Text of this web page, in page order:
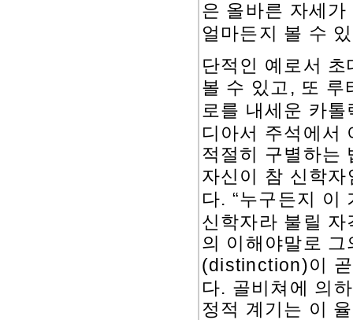
은 올바른 자세
얼마든지 볼 수
단적인 예로서
볼 수 있고 , 또 루
로를 내세운 카
디아서 주석에서
적절히 구별하는
자신이 참 신학
다. “누구든지 이
신학자라 불릴 자
의 이해야말로
(distinction)이
다. 골비쳐에 의
정적 계기는 이